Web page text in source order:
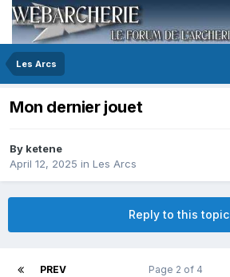
Les Arcs
Mon dernier jouet
By ketene
April 12, 2025 in Les Arcs
Reply to this topic
PREV Page 2 of 4